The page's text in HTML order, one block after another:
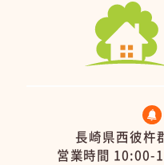
長崎県西彼杵
営業時間 10:00-